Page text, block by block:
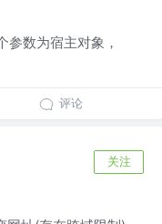
数为宿主对象，
评论
关注